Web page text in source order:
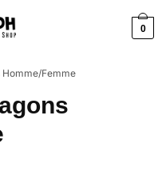
0
Homme/Femme